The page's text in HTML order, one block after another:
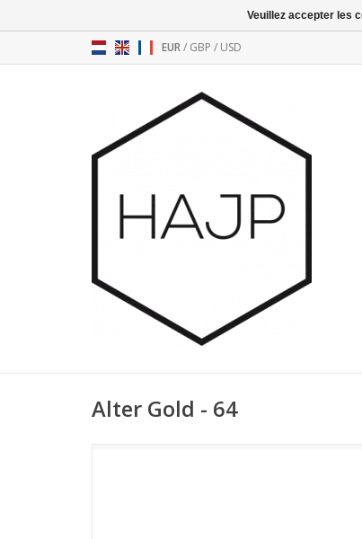
EUR/ GBP / USD
Alter Gold - 64
Veuillez accepter les